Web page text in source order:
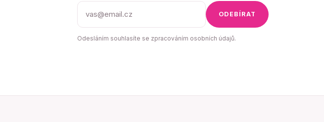
ODEBÍRAT
Odesláním souhlasíte se zpracováním osobních údajů.